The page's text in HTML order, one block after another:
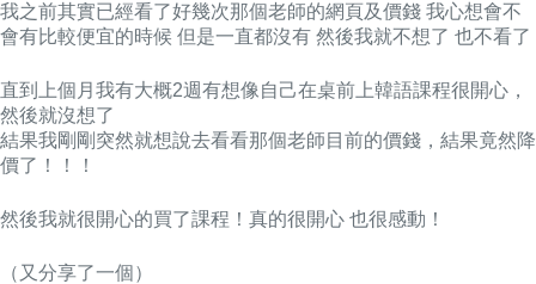
我之前其實已經看了好幾次那個老師的網頁及價錢 我心想會不
會有比較便宜的時候 但是一直都沒有 然後我就不想了 也不看了
直到上個月我有大概2週有想像自己在桌前上韓語課程很開心，
然後就沒想了
結果我剛剛突然就想說去看看那個老師目前的價錢，結果竟然降
價了！！！
然後我就很開心的買了課程！ 真的很開心 也很感動！
（又分享了一個）